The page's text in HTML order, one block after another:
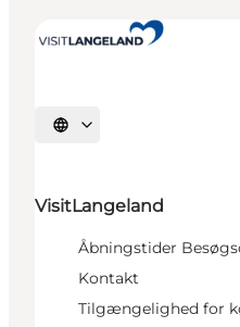
Vælg sprog
VisitLangeland
Åbningstider
Kontakt
Tilgængelighed for